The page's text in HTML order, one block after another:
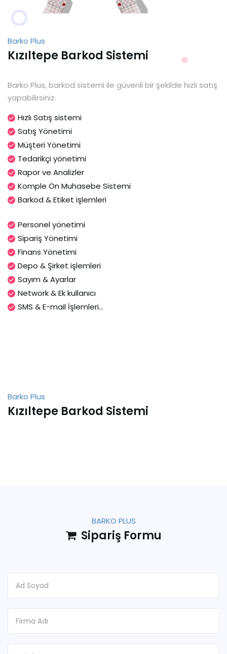
Barko Plus
Kızıltepe Barkod Sistemi
Barko Plus, barkod sistemi ile güvenli bir şekilde hızlı satış
yapabilirsiniz.
Hızlı Satış sistemi
Satış Yönetimi
Müşteri Yönetimi
Tedarikçi yönetimi
Rapor ve Analizler
Komple Ön Muhasebe Sistemi
Barkod & Etiket işlemleri
Personel yönetimi
Sipariş Yönetimi
Finans Yönetimi
Depo & Şirket işlemleri
Sayım & Ayarlar
Network & Ek kullanıcı
SMS & E-mail İşlemleri...
Barko Plus
Kızıltepe Barkod Sistemi
BARKO PLUS
Sipariş Formu